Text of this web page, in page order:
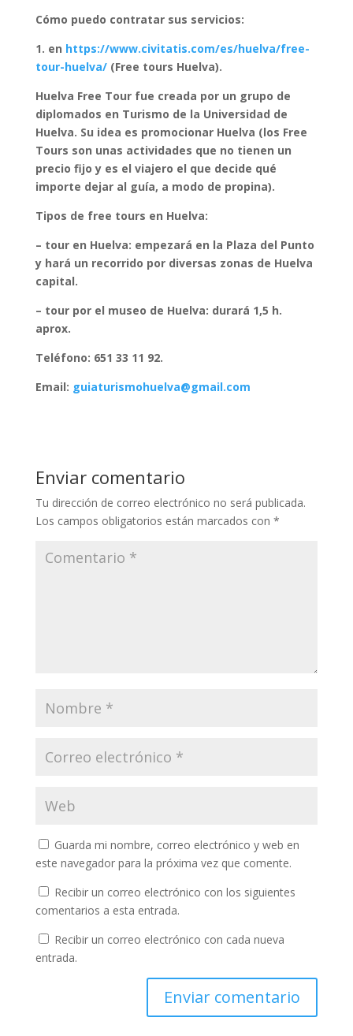
Cómo puedo contratar sus servicios:
1. en https://www.civitatis.com/es/huelva/free-
tour-huelva/(Free tours Huelva).
Huelva Free Tour fue creada por un grupo de
diplomados en Turismo de la Universidad de
Huelva. Su idea es promocionar Huelva (los Free
Tours son unas actividades que no tienen un
precio fijo y es el viajero el que decide qué
importe dejar al guía, a modo de propina).
Tipos de free tours en Huelva:
– tour en Huelva: empezará en la Plaza del Punto
y hará un recorrido por diversas zonas de Huelva
capital.
– tour por el museo de Huelva: durará 1,5 h.
aprox.
Teléfono: 651 33 11 92.
Email: guiaturismohuelva@gmail.com
Enviar comentario
Tu dirección de correo electrónico no será publicada.
Los campos obligatorios están marcados con *
Guarda mi nombre, correo electrónico y web en
este navegador para la próxima vez que comente.
Recibir un correo electrónico con los siguientes
comentarios a esta entrada.
Recibir un correo electrónico con cada nueva
entrada.